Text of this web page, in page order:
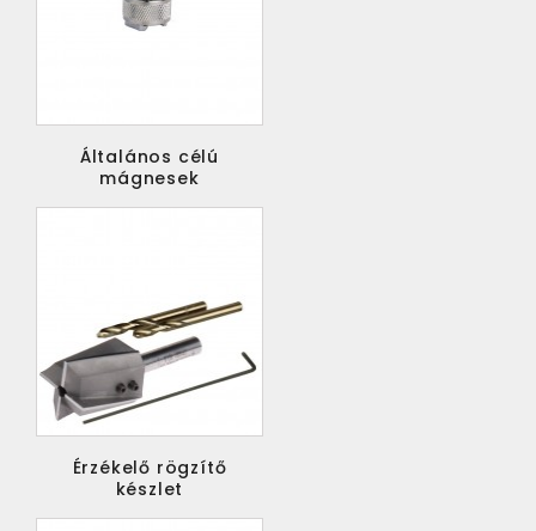
Általános célú
mágnesek
Érzékelő rögzítő
készlet